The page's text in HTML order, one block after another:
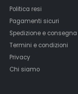
Politica resi
Pagamenti sicuri
Spedizione e consegna
Termini e condizioni
Privacy
Chi siamo